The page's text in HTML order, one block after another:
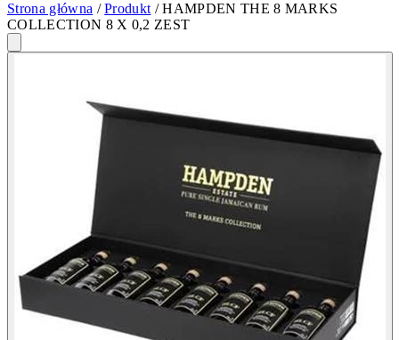
Strona główna /Produkt /HAMPDEN THE 8 MARKS
COLLECTION 8 X 0,2 ZEST